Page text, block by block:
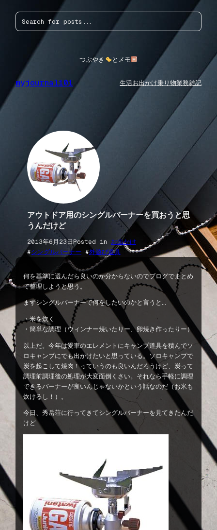
検
索
つぶやき とメモ
myjournal101 生活お出かけ乗り物業務雑記
アウトドア用のシングルバーナーを買おうと思
うんだけど
2013年6月23日 Posted in お出かけ
#シングルバーナー #外遊び道具
何を基準に選んだら良いのか分からないのでブログでまとめ
て整理しようと思う。
まずシングルバーナーで何をしたいのかと言うと…
・米を炊く
・簡単な調理（ウィンナー焼いたりー、卵焼き作ったりー）
以上だ。今年は愛車のエレメントにキャンプ道具を積んでソ
ロキャンプにでも出かけたいと思っている。ソロキャンプで
炭を起こして焼肉！っていうのも良いんだろうけど、炭って
調理前調理後の処理が大変面倒くさい。それなら手軽に調理
できるバーナーが良いんじゃないかという話なのだ（お米も
炊けるし！）。
今日、秀岳荘に行ってきてシングルバーナーを見てきたんだ
けど